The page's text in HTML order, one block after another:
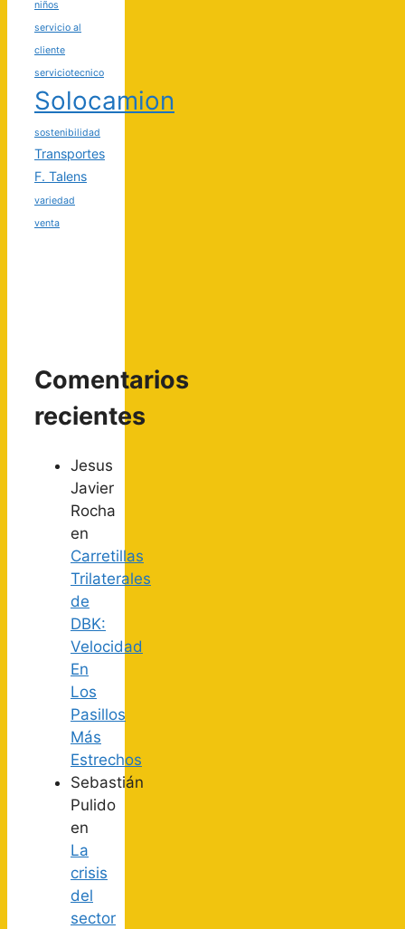
niños
servicio al
cliente
serviciotecnico
Solocamion
sostenibilidad
Transportes
F. Talens
variedad
venta
Comentarios
recientes
Jesus
Javier
Rocha
en
Carretillas
Trilaterales
de
DBK:
Velocidad
En
Los
Pasillos
Más
Estrechos
Sebastián
Pulido
en
La
crisis
del
sector